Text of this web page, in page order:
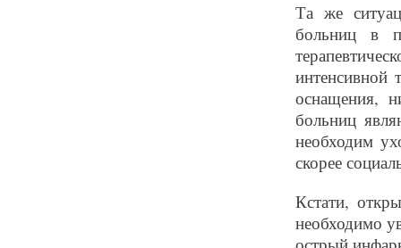
Та же
больниц в
интенсивной
оснащения,
больниц
необходим
скорее
Кстати,
необходимо